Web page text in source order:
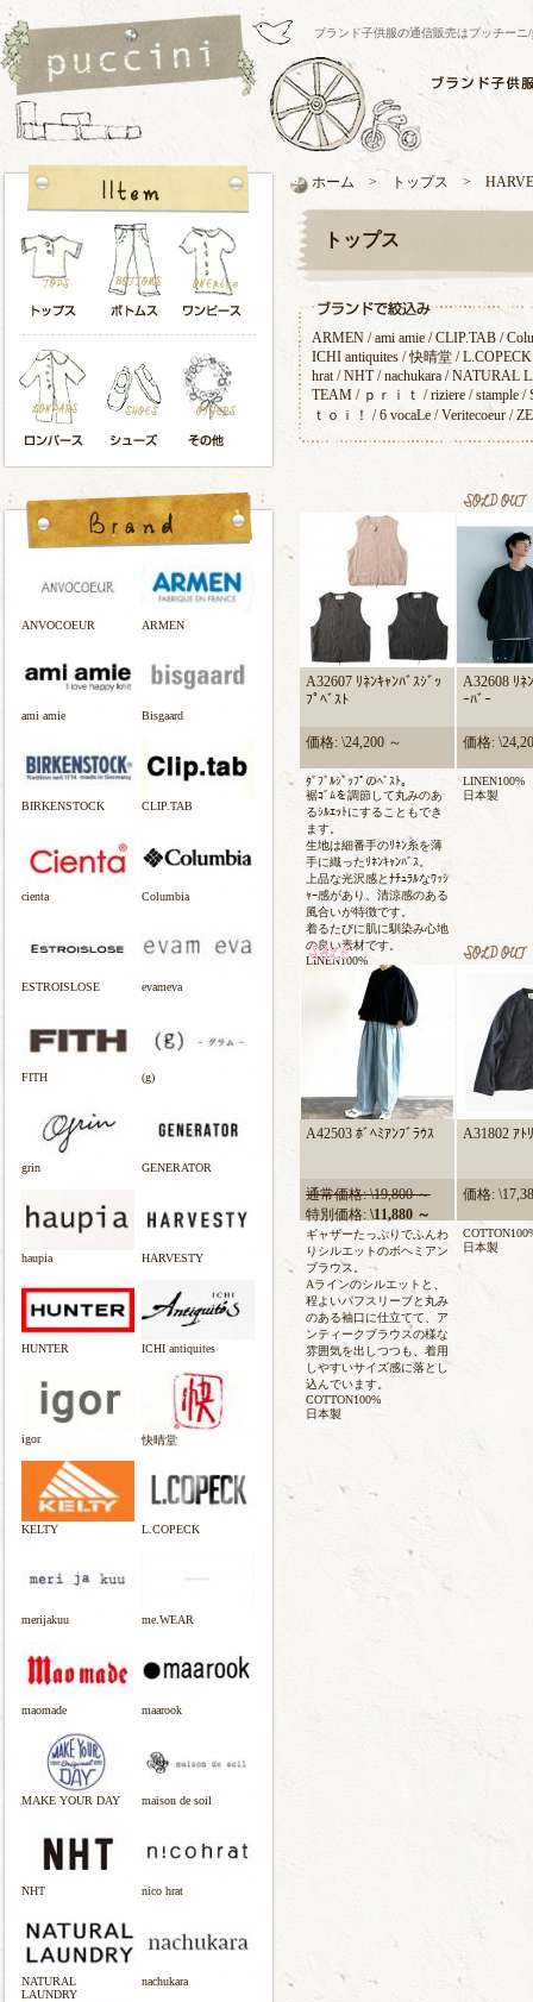
ブランド子供服の通信販売はプッチー
ANVOCOEUR ARMEN
ami amie Bisgaard
BIRKENSTOCK CLIP.TAB
cienta Columbia
ESTROISLOSE evameva
FITH (g)
grin GENERATOR
haupia HARVESTY
HUNTER ICHI antiquites
igor 快晴堂
KELTY L.COPECK
merijakuu me.WEAR
maomade maarook
MAKE YOUR DAY maison de soil
NHT nico hrat
NATURAL
LAUNDRY
nachukara
ホーム > トップス >
トップス
ARMEN /ami amie /CLIP.TAB /
ICHI antiquites /快晴堂 /L.COPECK
hrat/NHT/nachukara /NATURAL
TEAM / ｐｒｉｔ /riziere /stample /
ｔｏｉ！ /6 vocaLe /Veritecoeur /
A32607 ﾘﾈﾝｷｬﾝﾊﾞｽｼﾞｯ
ﾌﾟﾍﾞｽﾄ
価格: \24,200 ～
ﾀﾞﾌﾞﾙｼﾞｯﾌﾟのﾍﾞｽﾄ。
裾ｺﾞﾑを調節して丸みのあ
るｼﾙｴｯﾄにすることもでき
ます。
生地は細番手のﾘﾈﾝ糸を薄
手に織ったﾘﾈﾝｷｬﾝﾊﾞｽ。
上品な光沢感とﾅﾁｭﾗﾙなﾜｯｼ
ｬｰ感があり、清涼感のある
風合いが特徴です。
着るたびに肌に馴染み心地
の良い素材です。
LINEN100%
A32608 ﾘﾈ
ｰﾊﾞｰ
価格:
LINEN100%
日本製
A42503 ﾎﾞﾍﾐｱﾝﾌﾞﾗｳｽ
通常価格: \19,800 ～
特別価格: \11,880 ～
ギャザーたっぷりでふんわ
りシルエットのボヘミアン
ブラウス。
Aラインのシルエットと、
程よいパフスリーブと丸み
のある袖口に仕立てて、ア
ンティークブラウスの様な
雰囲気を出しつつも、着用
しやすいサイズ感に落とし
込んでいます。
COTTON100%
日本製
A31802 ｱﾄ
価格:
日本製